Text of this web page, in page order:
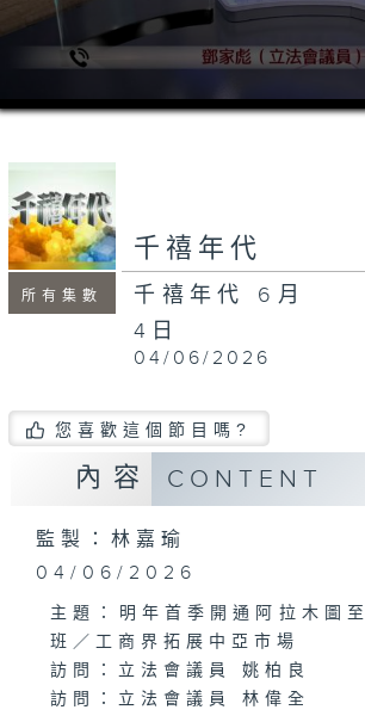
seconds
15
minutes,
54
seconds
所有集數
千禧年代
千禧年代 6月
4日
04/06/2026
您喜歡這個節目嗎?
內容 CONTENT
監製：林嘉瑜
04/06/2026
主題：明年首季開通阿拉木圖
班／工商界拓展中亞市場
訪問：立法會議員 姚柏良
訪問：立法會議員 林偉全